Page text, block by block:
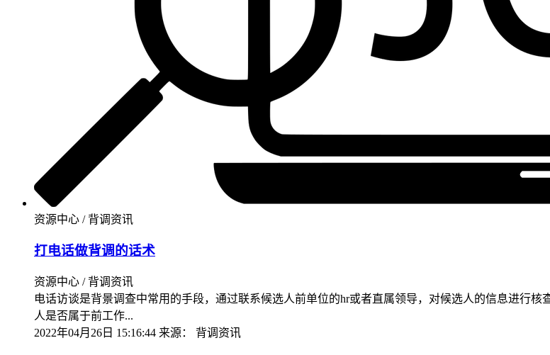
资源中心 / 背调资讯
打电话做背调的话术
资源中心 / 背调资讯
电话访谈是背景调查中常用的手段，通过联系候选人前单位的hr或者直属领导，对候选人的信息进行
人是否属于前工作...
2022年04月26日 15:16:44 来源： 背调资讯